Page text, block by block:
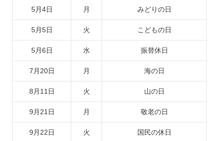
5月4日 月 みどりの日
5月5日 火 こどもの日
5月6日 水 振替休日
7月20日 月 海の日
8月11日 火 山の日
9月21日 月 敬老の日
9月22日 火 国民の休日